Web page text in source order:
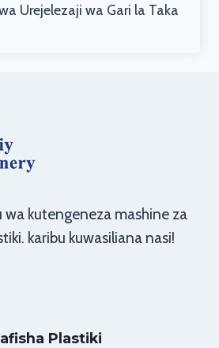
Urejelezaji wa Gari la Taka
wa kutengeneza mashine za
karibu kuwasiliana nasi!
Plastiki